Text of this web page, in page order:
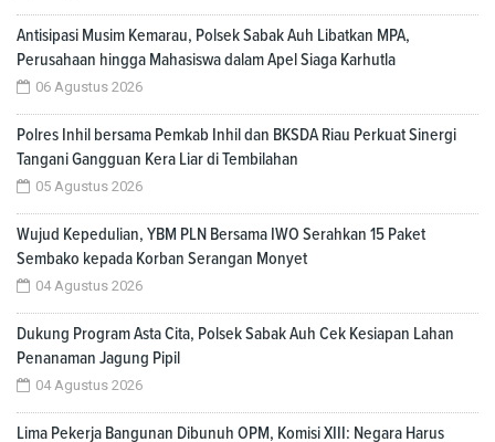
Antisipasi Musim Kemarau, Polsek Sabak Auh Libatkan MPA,
Perusahaan hingga Mahasiswa dalam Apel Siaga Karhutla
06 Agustus 2026
Polres Inhil bersama Pemkab Inhil dan BKSDA Riau Perkuat Sinergi
Tangani Gangguan Kera Liar di Tembilahan
05 Agustus 2026
Wujud Kepedulian, YBM PLN Bersama IWO Serahkan 15 Paket
Sembako kepada Korban Serangan Monyet
04 Agustus 2026
Dukung Program Asta Cita, Polsek Sabak Auh Cek Kesiapan Lahan
Penanaman Jagung Pipil
04 Agustus 2026
Lima Pekerja Bangunan Dibunuh OPM, Komisi XIII: Negara Harus